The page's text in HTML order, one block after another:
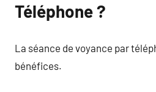
Téléphone ?
La séance de voyance par
bénéfices.